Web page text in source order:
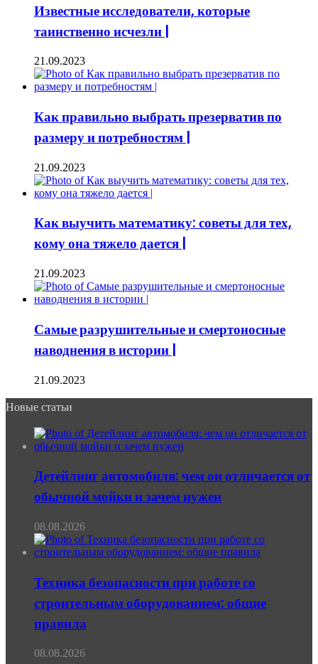
Известные исследователи, которые
таинственно исчезли |
21.09.2023
Как правильно выбрать презерватив по
размеру и потребностям |
21.09.2023
Как выучить математику: советы для тех,
кому она тяжело дается |
21.09.2023
Самые разрушительные и смертоносные
наводнения в истории |
21.09.2023
Новые статьи
Детейлинг автомобиля: чем он отличается от
обычной мойки и зачем нужен
08.08.2026
Техника безопасности при работе со
строительным оборудованием: общие
правила
08.08.2026